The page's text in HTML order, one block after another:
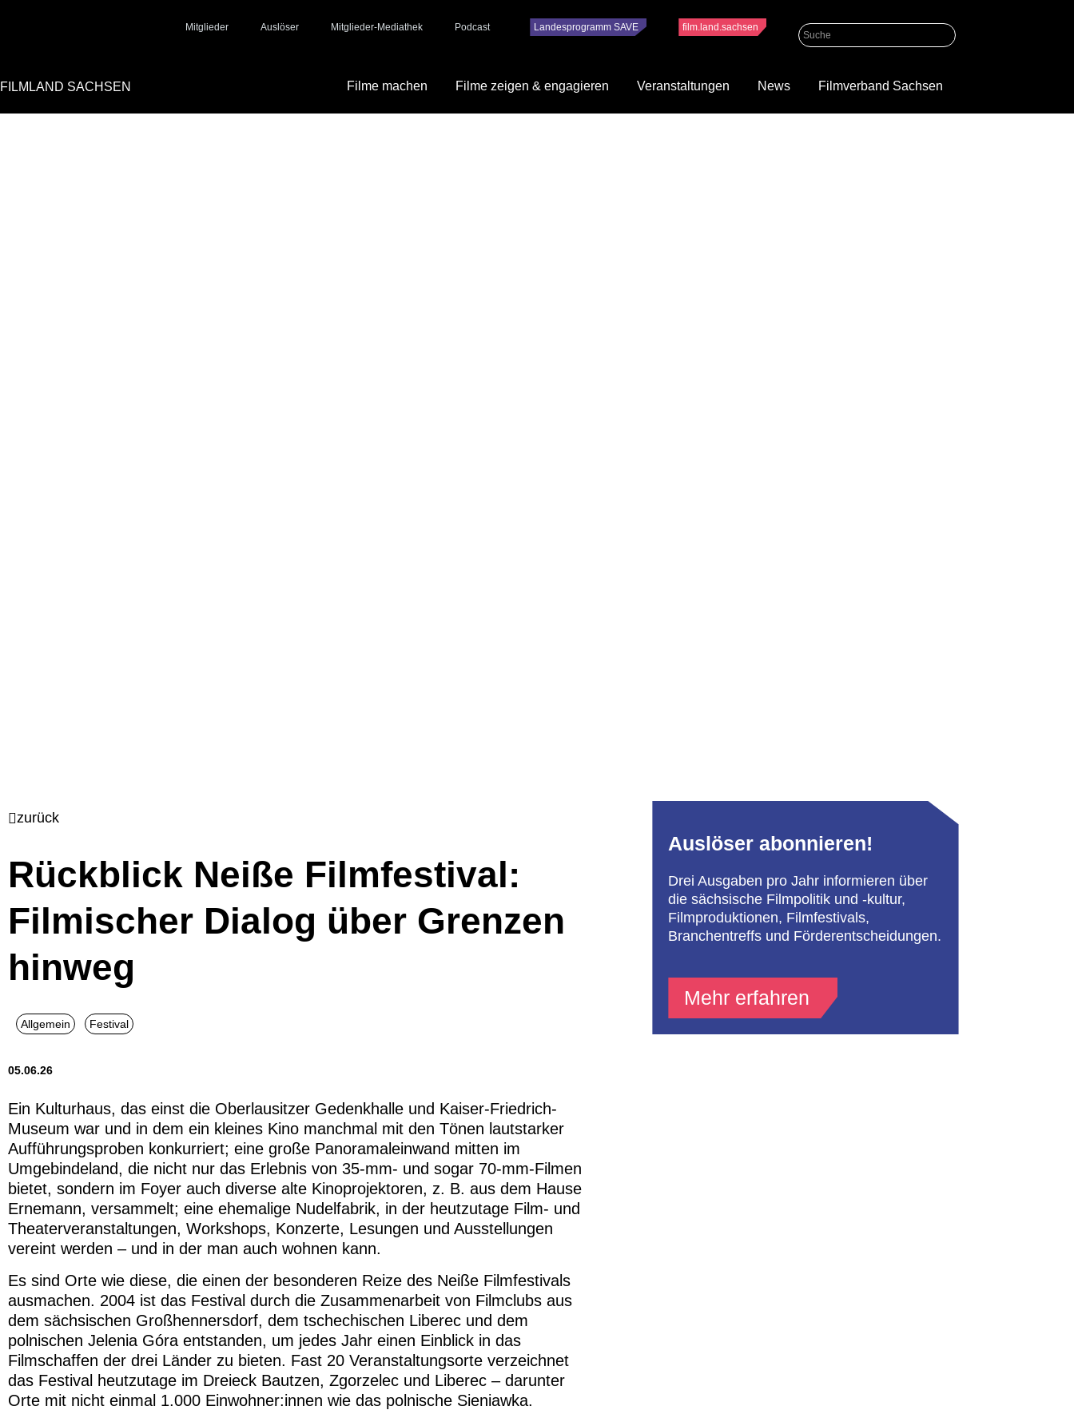
Mitglieder Auslöser Mitglieder-Mediathek Podcast Landesprogramm SAVE film.land.sachsen
FILMLAND SACHSEN Filme machen Filme zeigen & engagieren Veranstaltungen News Filmverband Sachsen
zurück
Rückblick Neiße Filmfestival:
Filmischer Dialog über Grenzen
hinweg
05.06.26
Ein Kulturhaus, das einst die Oberlausitzer Gedenkhalle und Kaiser-Friedrich-
Museum war und in dem ein kleines Kino manchmal mit den Tönen lautstarker
Aufführungsproben konkurriert; eine große Panoramaleinwand mitten im
Umgebindeland, die nicht nur das Erlebnis von 35-mm- und sogar 70-mm-Filmen
bietet, sondern im Foyer auch diverse alte Kinoprojektoren, z. B. aus dem Hause
Ernemann, versammelt; eine ehemalige Nudelfabrik, in der heutzutage Film- und
Theaterveranstaltungen, Workshops, Konzerte, Lesungen und Ausstellungen
vereint werden – und in der man auch wohnen kann.
Es sind Orte wie diese, die einen der besonderen Reize des Neiße Filmfestivals
ausmachen. 2004 ist das Festival durch die Zusammenarbeit von Filmclubs aus
dem sächsischen Großhennersdorf, dem tschechischen Liberec und dem
polnischen Jelenia Góra entstanden, um jedes Jahr einen Einblick in das
Filmschaffen der drei Länder zu bieten. Fast 20 Veranstaltungsorte verzeichnet
das Festival heutzutage im Dreieck Bautzen, Zgorzelec und Liberec – darunter
Orte mit nicht einmal 1.000 Einwohner:innen wie das polnische Sieniawka.
Auslöser abonnieren!
Drei Ausgaben pro Jahr informieren über
die sächsische Filmpolitik und -kultur,
Filmproduktionen, Filmfestivals,
Branchentreffs und Förderentscheidungen.
Mehr erfahren